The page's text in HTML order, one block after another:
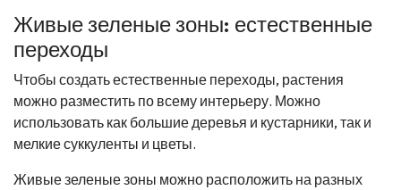
Живые зеленые зоны: естественные
переходы
Чтобы создать естественные переходы, растения
можно разместить по всему интерьеру. Можно
использовать как большие деревья и кустарники, так и
мелкие суккуленты и цветы.
Живые зеленые зоны можно расположить на разных